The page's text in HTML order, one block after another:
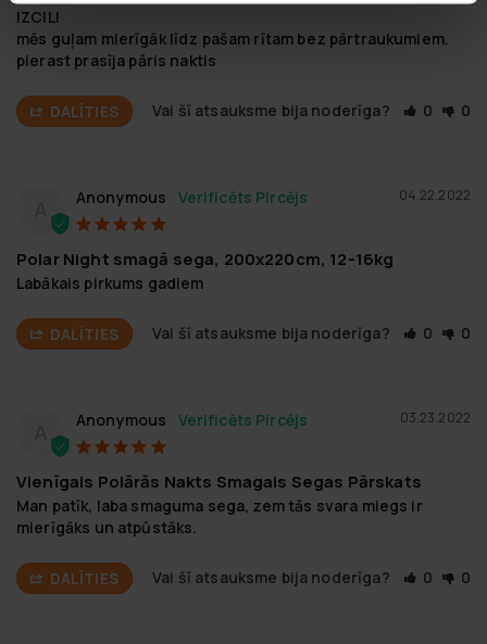
IZCILI
mēs guļam mierīgāk līdz pašam rītam bez pārtraukumiem.
pierast prasīja pāris naktis
DALĪTIES Vai šī atsauksme bija noderīga? 0 0
04.22.2022
Anonymous
Polar Night smagā sega, 200x220cm, 12-16kg
Labākais pirkums gadiem
DALĪTIES Vai šī atsauksme bija noderīga? 0 0
03.23.2022
Anonymous
Vienīgais Polārās Nakts Smagais Segas Pārskats
Man patīk, laba smaguma sega, zem tās svara miegs ir
mierīgāks un atpūstāks.
DALĪTIES Vai šī atsauksme bija noderīga? 0 0